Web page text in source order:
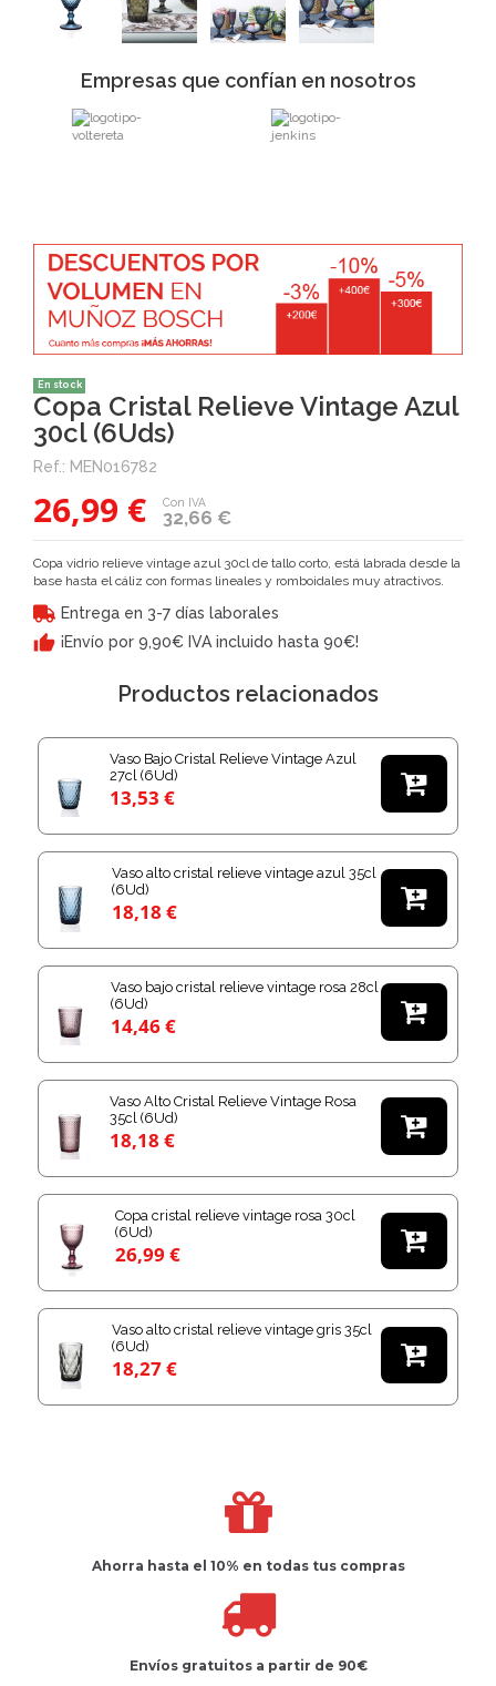
Empresas que confían en nosotros
En stock
Copa Cristal Relieve Vintage Azul
30cl (6Uds)
Ref.: MEN016782
26,99 € 32,66 €
Con IVA
Copa vidrio relieve vintage azul 30cl de tallo corto, está labrada desde la
base hasta el cáliz con formas lineales y romboidales muy atractivos.
Entrega en 3-7 días laborales
¡Envío por 9,90€ IVA incluido hasta 90€!
Productos relacionados
Vaso Bajo Cristal Relieve Vintage Azul
27cl (6Ud)
13,53 € 
Vaso alto cristal relieve vintage azul 35cl
(6Ud)
18,18 € 
Vaso bajo cristal relieve vintage rosa 28cl
(6Ud)
14,46 € 
Vaso Alto Cristal Relieve Vintage Rosa
35cl (6Ud)
18,18 € 
Copa cristal relieve vintage rosa 30cl
(6Ud)
26,99 € 
Vaso alto cristal relieve vintage gris 35cl
(6Ud)
18,27 € 
Ahorra hasta el 10% en todas tus compras
Envíos gratuitos a partir de 90€